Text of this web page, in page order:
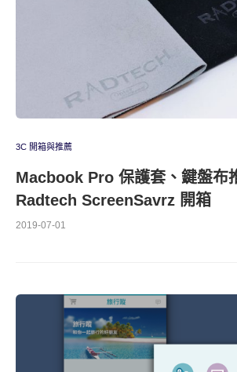
3C 開箱與推薦
Macbook Pro 保護套、鍵盤布
Radtech ScreenSavrz 開箱
2019-07-01